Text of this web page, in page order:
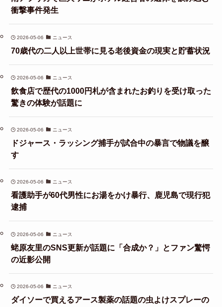
衝撃事件発生
2026-05-06 ニュース
70歳代の二人以上世帯に見る老後資金の現実と貯蓄状況
2026-05-06 ニュース
飲食店で歴代の1000円札が含まれたお釣りを受け取った
驚きの体験が話題に
2026-05-06 ニュース
ドジャース・ラッシング捕手が試合中の暴言で物議を醸
す
2026-05-06 ニュース
看護助手が60代男性にお湯をかけ暴行、鹿児島で現行犯
逮捕
2026-05-06 ニュース
蛯原友里のSNS更新が話題に「合成か？」とファン驚愕
の近影公開
2026-05-06 ニュース
ダイソーで買えるアース製薬の話題の虫よけスプレーの